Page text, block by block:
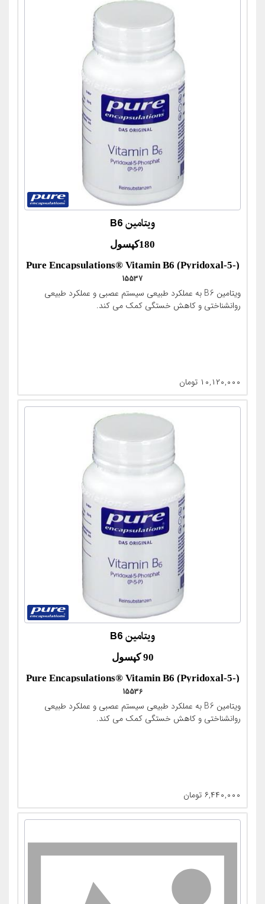
ویتامین B6
180کپسول
(Pure Encapsulations® Vitamin B6 (Pyridoxal-5-
Phosphat-180KAP))
15537
ویتامین B6 به عملکرد طبیعی سیستم عصبی و عملکرد طبیعی
روانشناختی و کاهش خستگی کمک می کند.
۱۰,۱۲۰,۰۰۰ تومان
ویتامین B6
90 کپسول
(Pure Encapsulations® Vitamin B6 (Pyridoxal-5-
Phosphat-90KAP))
15536
ویتامین B6 به عملکرد طبیعی سیستم عصبی و عملکرد طبیعی
روانشناختی و کاهش خستگی کمک می کند.
۶,۴۴۰,۰۰۰ تومان